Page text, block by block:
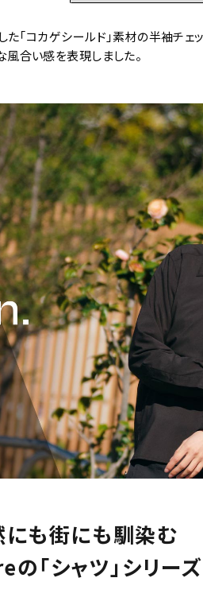
コカゲシールド｣素材の半袖チェッ
合い感を表現しました。
にも街にも馴染む
「シャツ」シリーズ